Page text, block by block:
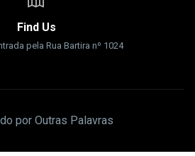
Find Us
pela Rua Bartira nº 1024
por Outras Palavras